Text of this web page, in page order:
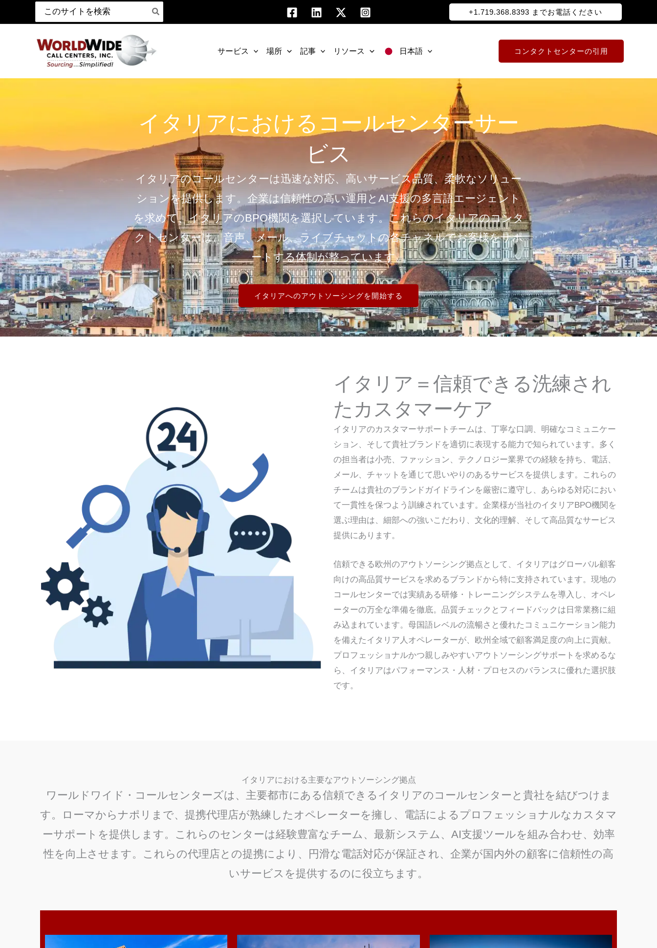
ン
プ
+1.719.368.8393 までお電話ください
サービス 場所 記事 リソース 日本語 コンタクトセンターの引用
イタリアにおけるコールセンターサー
ビス
イタリアのコールセンターは迅速な対応、高いサービス品質、柔軟なソリュー
ションを提供します。企業は信頼性の高い運用とAI支援の多言語エージェント
を求めて、イタリアのBPO機関を選択しています。これらのイタリアのコンタ
クトセンターは、音声、メール、ライブチャットの各チャネルでお客様をサポ
ートする体制が整っています。
イタリアへのアウトソーシングを開始する
イタリア＝信頼できる洗練され
たカスタマーケア
イタリアのカスタマーサポートチームは、丁寧な口調、明確なコミュニケー
ション、そして貴社ブランドを適切に表現する能力で知られています。多く
の担当者は小売、ファッション、テクノロジー業界での経験を持ち、電話、
メール、チャットを通じて思いやりのあるサービスを提供します。これらの
チームは貴社のブランドガイドラインを厳密に遵守し、あらゆる対応におい
て一貫性を保つよう訓練されています。企業様が当社のイタリアBPO機関を
選ぶ理由は、細部への強いこだわり、文化的理解、そして高品質なサービス
提供にあります。
信頼できる欧州のアウトソーシング拠点として、イタリアはグローバル顧客
向けの高品質サービスを求めるブランドから特に支持されています。現地の
コールセンターでは実績ある研修・トレーニングシステムを導入し、オペレ
ーターの万全な準備を徹底。品質チェックとフィードバックは日常業務に組
み込まれています。母国語レベルの流暢さと優れたコミュニケーション能力
を備えたイタリア人オペレーターが、欧州全域で顧客満足度の向上に貢献。
プロフェッショナルかつ親しみやすいアウトソーシングサポートを求めるな
ら、イタリアはパフォーマンス・人材・プロセスのバランスに優れた選択肢
です。
イタリアにおける主要なアウトソーシング拠点
ワールドワイド・コールセンターズは、主要都市にある信頼できるイタリアのコールセンターと貴社を結びつけま
す。ローマからナポリまで、提携代理店が熟練したオペレーターを擁し、電話によるプロフェッショナルなカスタマ
ーサポートを提供します。これらのセンターは経験豊富なチーム、最新システム、AI支援ツールを組み合わせ、効率
性を向上させます。これらの代理店との提携により、円滑な電話対応が保証され、企業が国内外の顧客に信頼性の高
いサービスを提供するのに役立ちます。